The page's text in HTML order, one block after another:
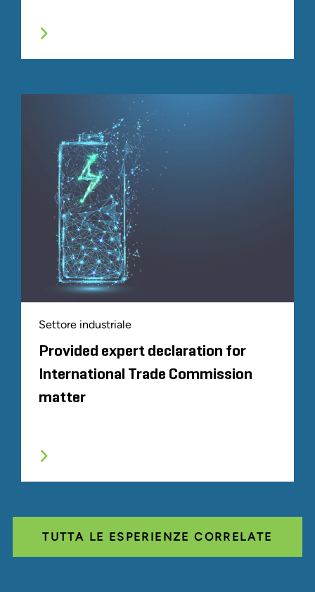
Settore industriale
Provided expert declaration for
International Trade Commission
matter
TUTTA LE ESPERIENZE CORRELATE